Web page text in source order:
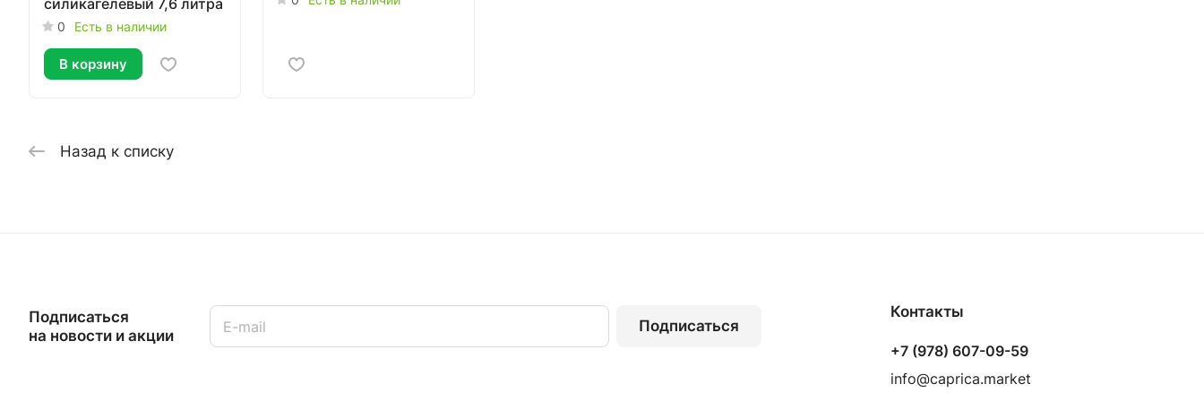
силикагелевый 7,6 литра
0 Есть в наличии
В корзину
Назад к списку
Подписаться
на новости и акции
Подписаться
Контакты
+7 (978) 607-09-59
info@caprica.market